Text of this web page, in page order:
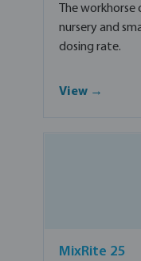
The
nursery and
dosing rate.
View →
MixRite 25